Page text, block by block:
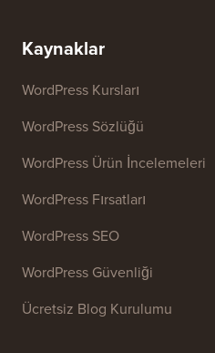
Kaynaklar
WordPress Kursları
WordPress Sözlüğü
WordPress Ürün İncelemeleri
WordPress Fırsatları
WordPress SEO
WordPress Güvenliği
Ücretsiz Blog Kurulumu